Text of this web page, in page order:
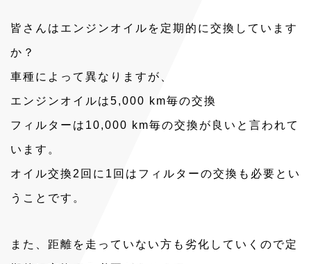
皆さんはエンジンオイルを定期的に交換しています
か？
車種によって異なりますが、
エンジンオイルは5,000 km毎の交換
フィルターは10,000 km毎の交換が良いと言われて
います。
オイル交換2回に1回はフィルターの交換も必要とい
うことです。
また、距離を走っていない方も劣化していくので定